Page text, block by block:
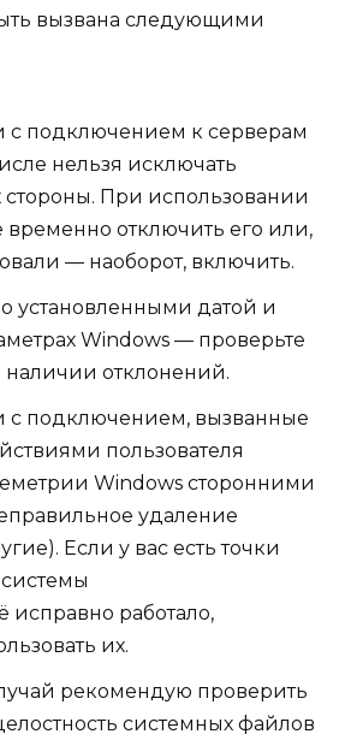
вызвана следующими
с подключением к серверам
нельзя исключать
При использовании
временно отключить его или,
— наоборот, включить.
установленными датой и
Windows — проверьте
наличии отклонений.
с подключением, вызванные
пользователя
Windows сторонними
удаление
Если у вас естьточки
исправно работало,
их.
рекомендую проверить
системных файлов